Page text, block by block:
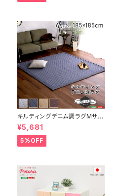
キルティングデニム調ラグMサイ
ズ(185x185cm)オールシーズ
ン、滑り止め付き、手洗い対応【D
erid-デリッド-】 DRG-M
¥5,681
5%OFF